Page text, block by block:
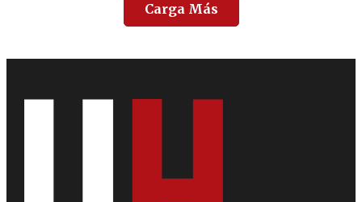
Carga Más